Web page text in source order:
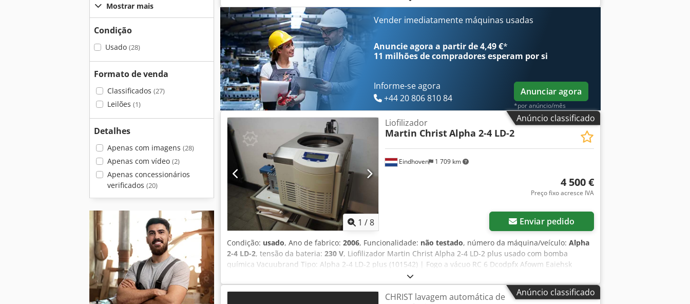
Mostrar mais
Condição
Usado (28)
Formato de venda
Classificados (27)
Leilões (1)
Detalhes
Apenas com imagens (28)
Apenas com vídeo (2)
Apenas concessionários
verificados (20)
Vender imediatamente máquinas usadas
Anuncie agora a partir de 4,49 €*
11 milhões de compradoresesperam por si
Informe-se agora
+44 20 806 810 84
Anunciar agora
*por anúncio/mês
Anúncio classificado
1 /8
Eindhoven 1 709 km
Liofilizador
Martin ChristAlpha 2-4 LD-2
4 500 €
Preço fixo acresce IVA
Enviar pedido
Condição: usado, Ano de fabrico: 2006, Funcionalidade: não testado, número da máquina/veículo: Alpha
2-4 LD-2, tensão da bateria: 230 V, Liofilizador Martin Christ Alpha 2-4 LD-2 plus usado com bomba
química Vacuubrand Tipo: Alpha 2-4 LD-2 plus (101542) | Fogo a vácuo RC 6 Dcodpfx Afowm Eaiehsk
Fabricantes: Thermo Fisher Scientific (Martin Christ) | Vacuubrand GmbH Voltagem: 230 (50hz) Incluindo
documentação e manual
Anúncio classificado
CHRIST lavagem automática de